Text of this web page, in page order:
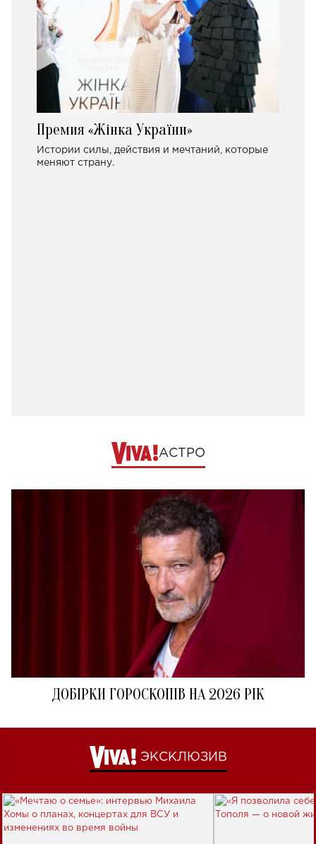
Премия «Жінка України»
Истории силы, действия и мечтаний, которые
меняют страну.
АСТРО
ДОБІРКИ ГОРОСКОПІВ НА 2026 РІК
ЭКСКЛЮЗИВ